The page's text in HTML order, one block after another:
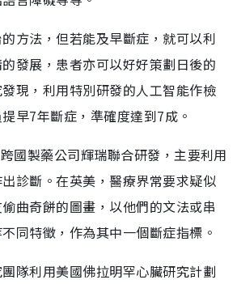
方法，但若能及早斷症，就可以利
發展，患者亦可以好好策劃日後的
現，利用特別研發的人工智能作檢
早7年斷症，準確度達到7成。
國製藥公司輝瑞聯合研發，主要利用
診斷。在英美，醫療界常要求疑似
曲奇餅的圖畫，以他們的文法或串
同特徵，作為其中一個斷症指標。
隊利用美國佛拉明罕心臟研究計劃